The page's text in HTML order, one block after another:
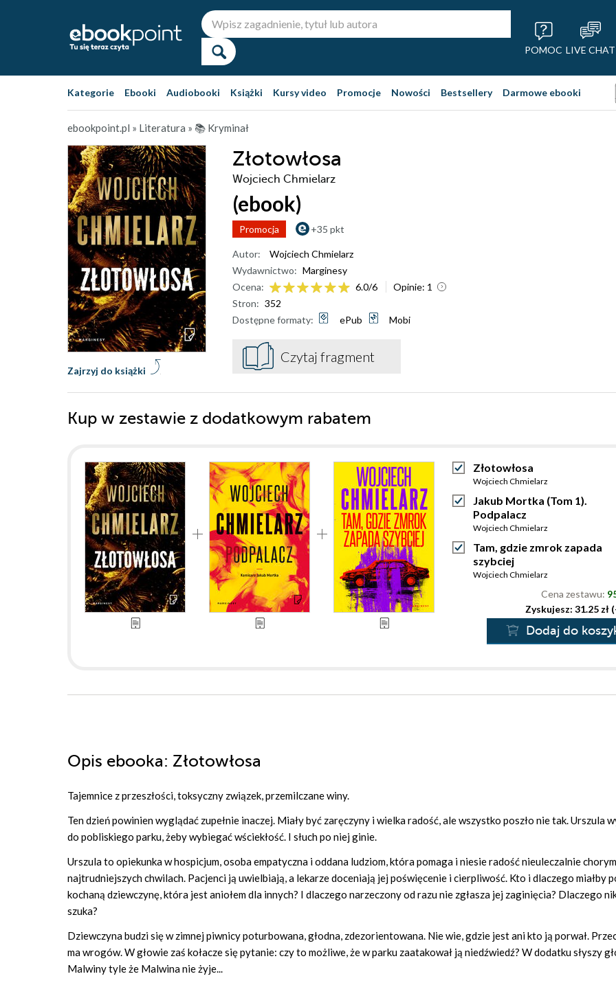
POMOC LIVE CHAT
Kategorie Ebooki Audiobooki Książki Kursy video Promocje Nowości Bestsellery Darmowe ebooki
ebookpoint.pl » Literatura » 📚 Kryminał
Złotowłosa
Wojciech Chmielarz
(ebook)
Promocja +35 pkt
Zajrzyj do książki
Autor:
Wojciech Chmielarz
Wydawnictwo: Marginesy
Ocena:
6.0/6 Opinie: 1
Stron: 352
Dostępne formaty:
ePub Mobi
Czytaj fragment
Kup w zestawie z dodatkowym rabatem
Złotowłosa
Wojciech Chmielarz
Jakub Mortka (Tom 1).
Podpalacz
Wojciech Chmielarz
Tam, gdzie zmrok zapada
szybciej
Wojciech Chmielarz
Cena zestawu:
Zyskujesz: 31.25 zł
Dodaj do
Opis ebooka: Złotowłosa
Tajemnice z przeszłości, toksyczny związek, przemilczane winy.
Ten dzień powinien wyglądać zupełnie inaczej. Miały być zaręczyny i wielka radość, ale wszystko poszło nie tak. Urszula
do pobliskiego parku, żeby wybiegać wściekłość. I słuch po niej ginie.
Urszula to opiekunka w hospicjum, osoba empatyczna i oddana ludziom, która pomaga i niesie radość nieuleczalnie
najtrudniejszych chwilach. Pacjenci ją uwielbiają, a lekarze doceniają jej poświęcenie i cierpliwość. Kto i dlaczego miałby
kochaną dziewczynę, która jest aniołem dla innych? I dlaczego narzeczony od razu nie zgłasza jej zaginięcia? Dlaczego
szuka?
Dziewczyna budzi się w zimnej piwnicy poturbowana, głodna, zdezorientowana. Nie wie, gdzie jest ani kto ją porwał.
ma wrogów. W głowie zaś kołacze się pytanie: czy to możliwe, że w parku zaatakował ją niedźwiedź? W dodatku słyszy
Malwiny tyle że Malwina nie żyje...